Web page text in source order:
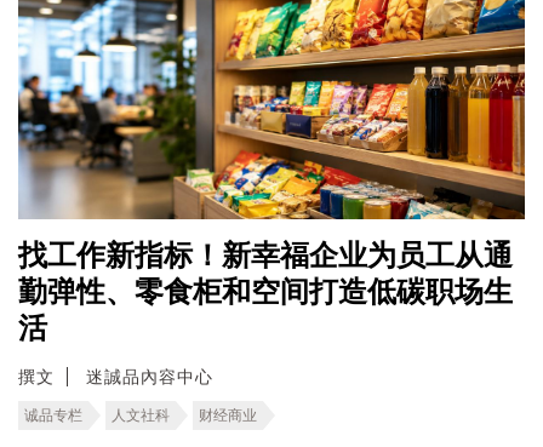
找工作新指标！新幸福企业为员工从通
勤弹性、零食柜和空间打造低碳职场生
活
撰文 迷誠品內容中心
诚品专栏 人文社科 财经商业